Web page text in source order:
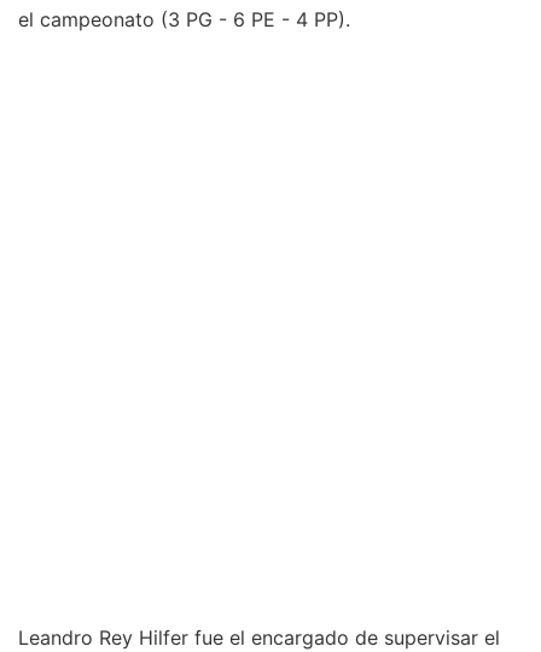
el campeonato (3 PG - 6 PE - 4 PP).
Leandro Rey Hilfer fue el encargado de supervisar el